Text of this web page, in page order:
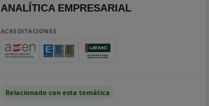
ANALÍTICA EMPRESARIAL
ACREDITACIONES
Relacionado con esta temática